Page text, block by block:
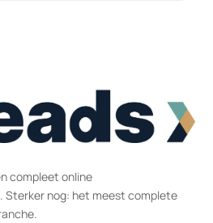
compleet online
nog: het meest complete